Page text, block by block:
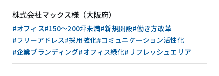
株式会社マックス様（大阪府）
#オフィス#150〜200坪未満#新規開設#働き方改革
#フリーアドレス#採用強化#コミュニケーション活性化
#企業ブランディング#オフィス緑化#リフレッシュエリア